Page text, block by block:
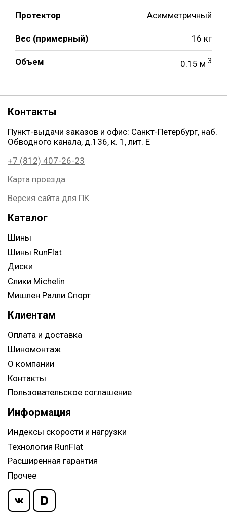
Протектор Асимметричный
Вес (примерный) 16 кг
Объем 0.15 м 3
Контакты
Пункт-выдачи заказов и офис: Санкт-Петербург, наб.
Обводного канала, д.136, к. 1, лит. Е
+7 (812) 407-26-23
Карта проезда
Версия сайта для ПК
Каталог
Шины
Шины RunFlat
Диски
Слики Michelin
Мишлен Ралли Спорт
Клиентам
Оплата и доставка
Шиномонтаж
О компании
Контакты
Пользовательское соглашение
Информация
Индексы скорости и нагрузки
Технология RunFlat
Расширенная гарантия
Прочее